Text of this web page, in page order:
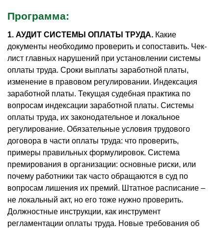
Программа:
1. АУДИТ СИСТЕМЫ ОПЛАТЫ ТРУДА. Какие
документы необходимо проверить и сопоставить. Чек-
лист главных нарушений при установлении системы
оплаты труда. Сроки выплаты заработной платы,
изменение в правовом регулировании. Индексация
заработной платы. Текущая судебная практика по
вопросам индексации заработной платы. Системы
оплаты труда, их законодательное и локальное
регулирование. Обязательные условия трудового
договора в части оплаты труда: что проверить,
примеры правильных формулировок. Система
премирования в организации: основные риски, или
почему работники так часто обращаются в суд по
вопросам лишения их премий. Штатное расписание –
не локальный акт, но его тоже нужно проверить.
Должностные инструкции, как инструмент
регламентации оплаты труда. Новые требования об